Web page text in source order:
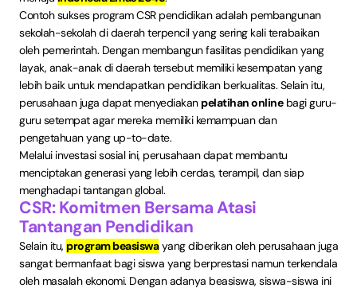
Contoh sukses program CSR pendidikan adalah pembangunan
sekolah-sekolah di daerah terpencil yang sering kali terabaikan
oleh pemerintah. Dengan membangun fasilitas pendidikan yang
layak, anak-anak di daerah tersebut memiliki kesempatan yang
lebih baik untuk mendapatkan pendidikan berkualitas. Selain itu,
perusahaan juga dapat menyediakan pelatihan onlinebagi guru-
guru setempat agar mereka memiliki kemampuan dan
pengetahuan yang up-to-date.
Melalui investasi sosial ini, perusahaan dapat membantu
menciptakan generasi yang lebih cerdas, terampil, dan siap
menghadapi tantangan global.
CSR: Komitmen Bersama Atasi
Tantangan Pendidikan
Selain itu, program beasiswayang diberikan oleh perusahaan juga
sangat bermanfaat bagi siswa yang berprestasi namun terkendala
oleh masalah ekonomi. Dengan adanya beasiswa, siswa-siswa ini